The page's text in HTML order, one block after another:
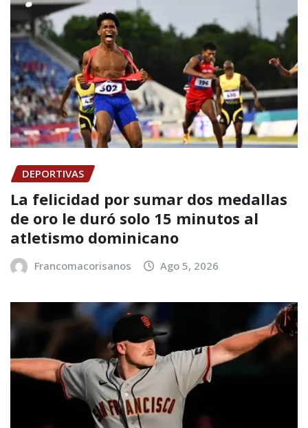
DEPORTIVAS
La felicidad por sumar dos medallas
de oro le duró solo 15 minutos al
atletismo dominicano
Francomacorisanos Ago 5, 2026